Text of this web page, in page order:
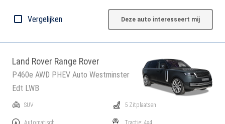
Vergelijken Deze auto interesseert mij
Land Rover Range Rover
P460e AWD PHEV Auto Westminster
Edt LWB
SUV
Automatisch
5 Zitplaatsen
Tractie: 4x4